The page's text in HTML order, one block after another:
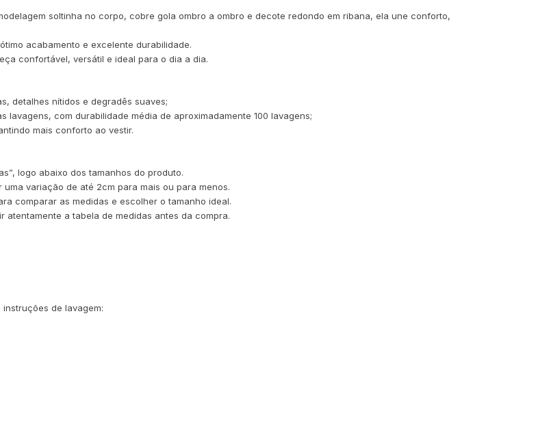
soltinha no corpo, cobre gola ombro a ombro e decote redondo em ribana, ela une conforto,
acabamento e excelente durabilidade.
confortável, versátil e ideal para o dia a dia.
detalhes nítidos e degradês suaves;
lavagens, com durabilidade média de aproximadamente 100 lavagens;
mais conforto ao vestir.
logo abaixo dos tamanhos do produto.
variação de até 2cm para mais ou para menos.
comparar as medidas e escolher o tamanho ideal.
atentamente a tabela de medidas antes da compra.
de lavagem: